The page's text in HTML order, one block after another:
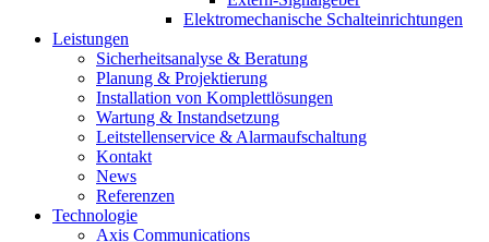
Elektromechanische Schalteinrichtungen
Leistungen
Sicherheitsanalyse & Beratung
Planung & Projektierung​
Installation von Komplettlösungen
Wartung & Instandsetzung
Leitstellenservice & Alarmaufschaltung
Kontakt
News
Referenzen
Technologie
Axis Communications